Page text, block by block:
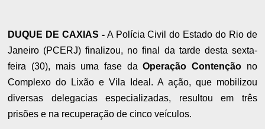
DUQUE DE CAXIAS -A Polícia Civil do Estado do Rio de
Janeiro (PCERJ) finalizou, no final da tarde desta sexta-
feira (30), mais uma fase daOperação Contençãono
Complexo do Lixão e Vila Ideal. A ação, que mobilizou
diversas delegacias especializadas, resultou em três
prisões e na recuperação de cinco veículos.